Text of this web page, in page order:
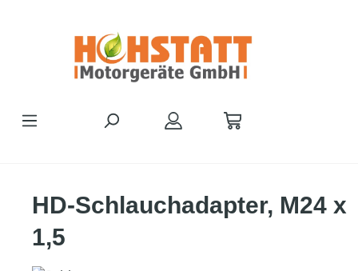
HD-Schlauchadapter, M24 x
1,5